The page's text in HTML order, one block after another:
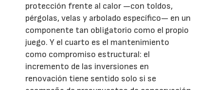
protección frente al calor —con toldos,
pérgolas, velas y arbolado específico— en un
componente tan obligatorio como el propio
juego. Y el cuarto es el mantenimiento
como compromiso estructural: el
incremento de las inversiones en
renovación tiene sentido solo si se